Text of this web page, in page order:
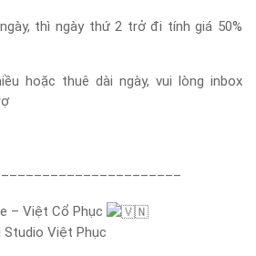
thì ngày thứ 2 trở đi tính giá 50%
hoặc thuê dài ngày, vui lòng inbox
– Việt Cổ Phục
Việt Phục